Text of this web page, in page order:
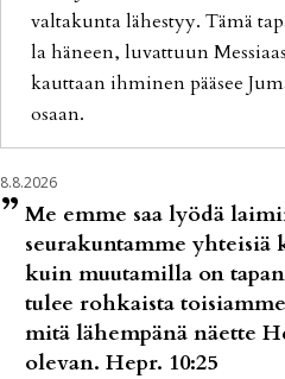
val­ta­kun­ta lä­hes­tyy. Tämä
la hä­neen, lu­vat­tuun
kaut­taan ih­mi­nen pää­see
osaan.
8.8.2026
” Me emme saa lyödä
seurakuntamme
kuin muutamilla on
tulee rohkaista
mitä lähempänä näette
olevan. Hepr. 10:25